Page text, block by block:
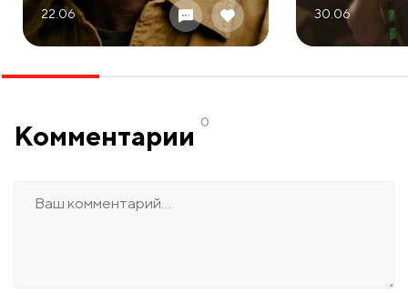
22.06 30.06
Комментарии 0